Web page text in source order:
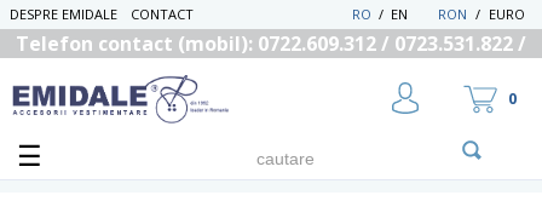
DESPRE EMIDALE CONTACT RON / EURO
EN
/
RO
Telefon contact (mobil): 0722.609.312 / 0723.531.822 /
0